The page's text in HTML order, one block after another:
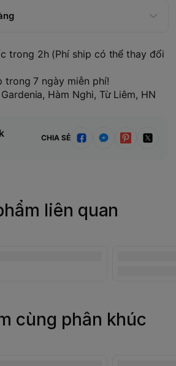
trong 2h (Phí ship có thể thay đổi
trong 7 ngày miễn phí!
Hàm Nghi, Từ Liêm, HN
CHIA SẺ
liên quan
cùng phân khúc